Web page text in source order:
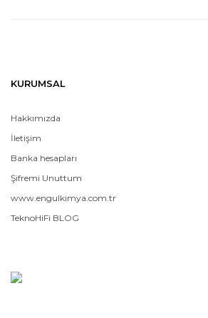
KURUMSAL
Hakkımızda
İletişim
Banka hesapları
Şifremi Unuttum
www.engulkimya.com.tr
TeknoHiFi BLOG